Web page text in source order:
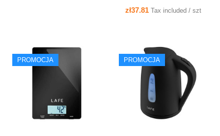
004.2
zł37.81 Tax included / szt
PROMOCJA
QUICK VIEW
PROMOCJA
QUICK VIEW